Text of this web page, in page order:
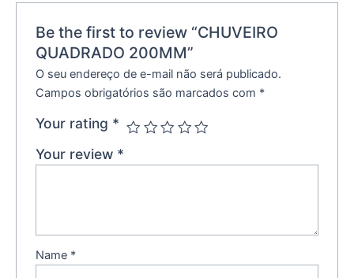
Be the first to review “CHUVEIRO
QUADRADO 200MM”
O seu endereço de e-mail não será publicado.
Campos obrigatórios são marcados com *
Your rating *
Your review *
Name *